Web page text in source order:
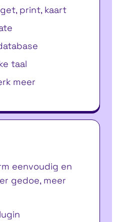
print, kaart
taal
meer
eenvoudig en
gedoe, meer